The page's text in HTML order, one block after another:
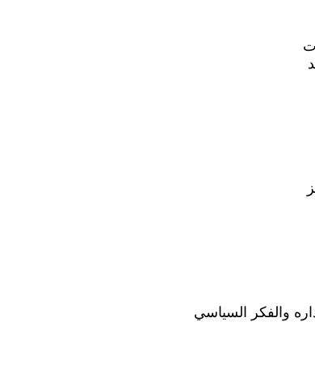
والفكر السياسي